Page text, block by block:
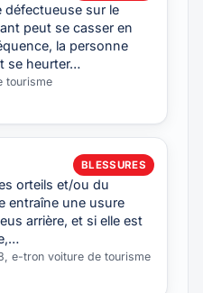
défectueuse sur le
peut se casser en
la personne
se heurter…
tourisme
BLESSURES
orteils et/ou du
entraîne une usure
arrière, et si elle est
e-tron voiture de tourisme